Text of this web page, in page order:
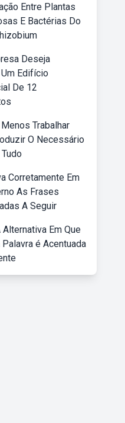
Entre Plantas
E Bactérias Do
Deseja
Edifício
De 12
Trabalhar
O Necessário
Corretamente Em
As Frases
A Seguir
Alternativa Em Que
Palavra é Acentuada